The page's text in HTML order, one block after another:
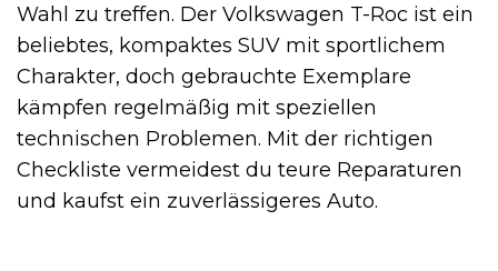
Wahl zu treffen. Der Volkswagen T-Roc ist ein
beliebtes, kompaktes SUV mit sportlichem
Charakter, doch gebrauchte Exemplare
kämpfen regelmäßig mit speziellen
technischen Problemen. Mit der richtigen
Checkliste vermeidest du teure Reparaturen
und kaufst ein zuverlässigeres Auto.